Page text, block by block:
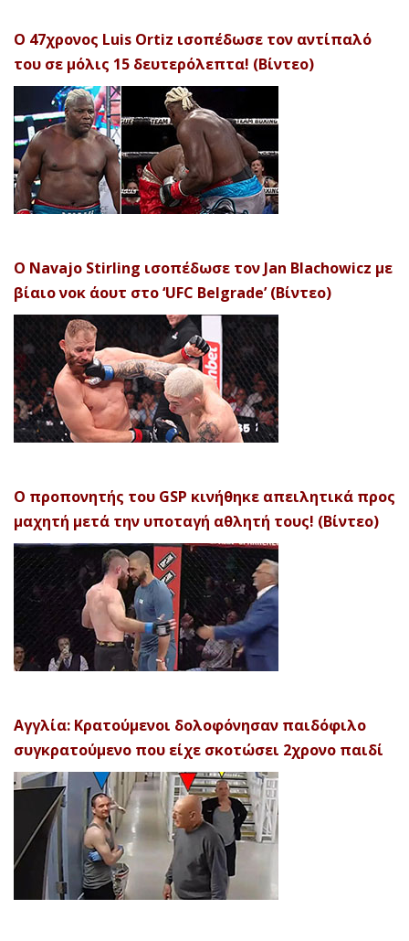
Ο 47χρονος Luis Ortiz ισοπέδωσε τον αντίπαλό
του σε μόλις 15 δευτερόλεπτα! (Βίντεο)
Ο Navajo Stirling ισοπέδωσε τον Jan Blachowicz με
βίαιο νοκ άουτ στο ‘UFC Belgrade’ (Βίντεο)
Ο προπονητής του GSP κινήθηκε απειλητικά προς
μαχητή μετά την υποταγή αθλητή τους! (Βίντεο)
Αγγλία: Κρατούμενοι δολοφόνησαν παιδόφιλο
συγκρατούμενο που είχε σκοτώσει 2χρονο παιδί